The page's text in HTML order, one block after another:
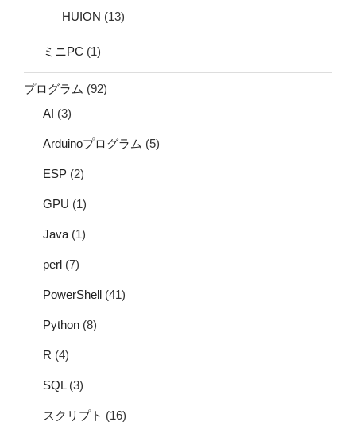
HUION (13)
ミニPC (1)
プログラム (92)
AI (3)
Arduinoプログラム (5)
ESP (2)
GPU (1)
Java (1)
perl (7)
PowerShell (41)
Python (8)
R (4)
SQL(3)
スクリプト (16)